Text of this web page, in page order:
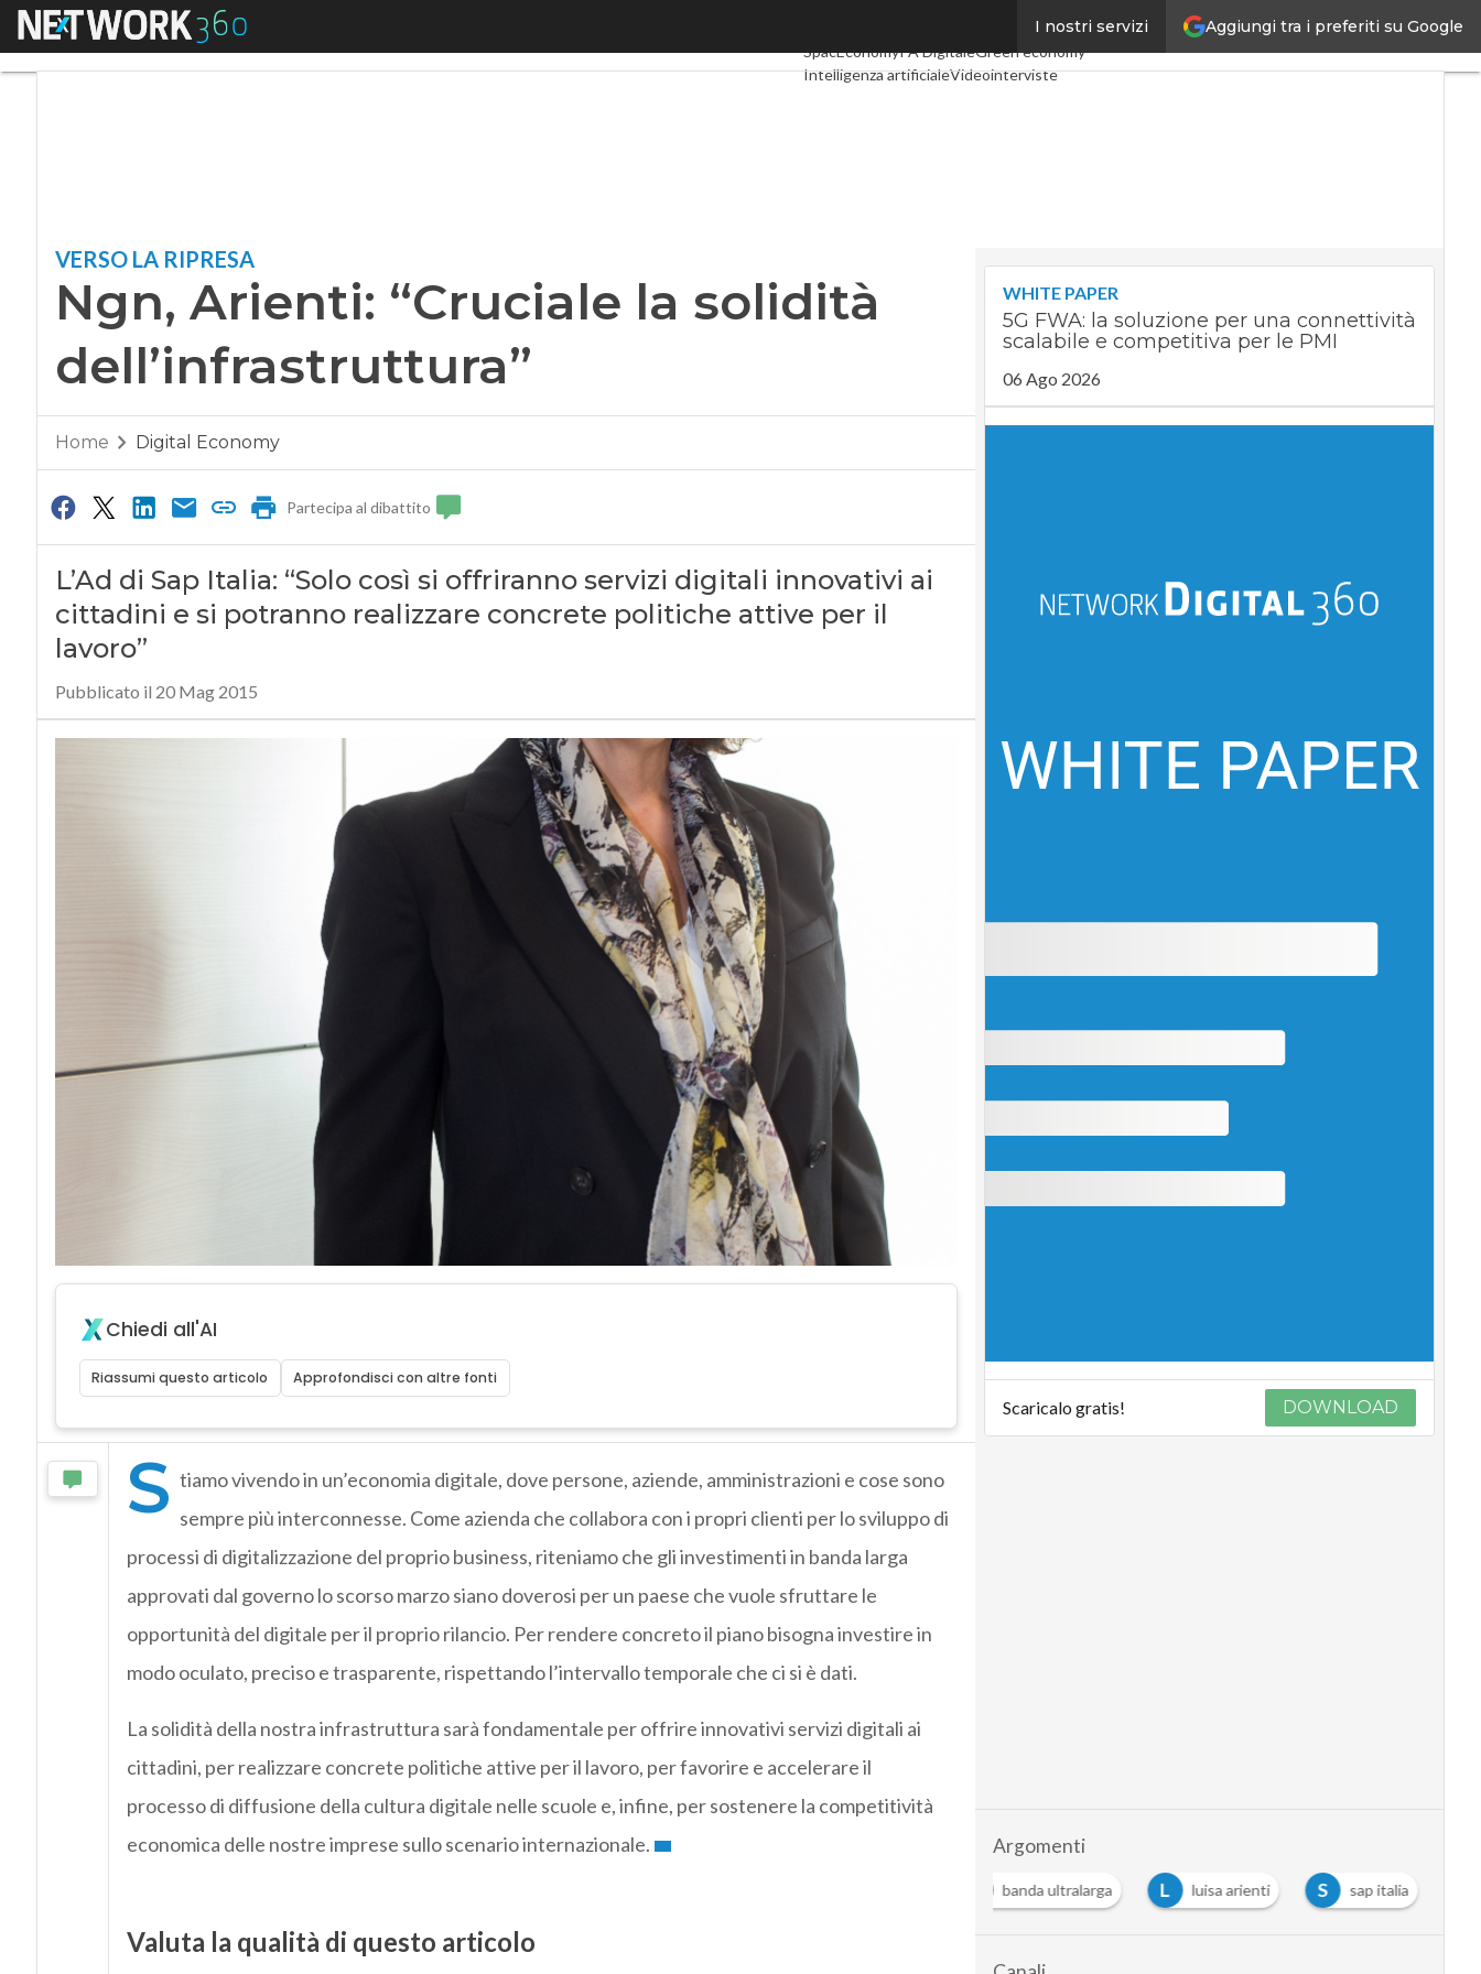
Aggiungi tra i preferiti su Google
I nostri servizi
Menu Telco Industria 4.0
SpacEconomyPA DigitaleGreen economy
Intelligenza artificialeVideointerviste
VERSO LA RIPRESA
Ngn, Arienti: “Cruciale la solidità
dell’infrastruttura”
Home Digital Economy
Partecipa al dibattito
L’Ad di Sap Italia: “Solo così si offriranno servizi digitali innovativi ai
cittadini e si potranno realizzare concrete politiche attive per il
lavoro”
Pubblicato il 20 Mag 2015
Chiedi all'AI
Riassumi questo articolo Approfondisci con altre fonti
S tiamo vivendo in un’economia digitale, dove persone, aziende, amministrazioni e cose sono
sempre più interconnesse. Come azienda che collabora con i propri clienti per lo sviluppo di
processi di digitalizzazione del proprio business, riteniamo che gli investimenti in banda larga
approvati dal governo lo scorso marzo siano doverosi per un paese che vuole sfruttare le
opportunità del digitale per il proprio rilancio. Per rendere concreto il piano bisogna investire in
modo oculato, preciso e trasparente, rispettando l’intervallo temporale che ci si è dati.
La solidità della nostra infrastruttura sarà fondamentale per offrire innovativi servizi digitali ai
cittadini, per realizzare concrete politiche attive per il lavoro, per favorire e accelerare il
processo di diffusione della cultura digitale nelle scuole e, infine, per sostenere la competitività
economica delle nostre imprese sullo scenario internazionale.
Valuta la qualità di questo articolo
WHITE PAPER
5G FWA: la soluzione per una connettività
scalabile e competitiva per le PMI
06 Ago 2026
Scaricalo gratis! DOWNLOAD
Argomenti
banda ultralarga L luisa arienti S sap italia